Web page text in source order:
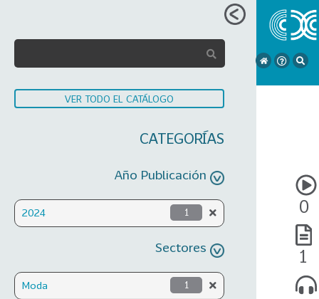
VER TODO EL CATÁLOGO
CATEGORÍAS
Año Publicación
2024 1
Sectores
Moda 1
0
1